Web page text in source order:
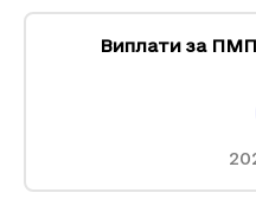
Виплати за